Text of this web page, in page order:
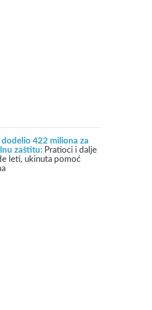
dodelio 422 miliona za
zaštitu: Pratioci i dalje
leti, ukinuta pomoć